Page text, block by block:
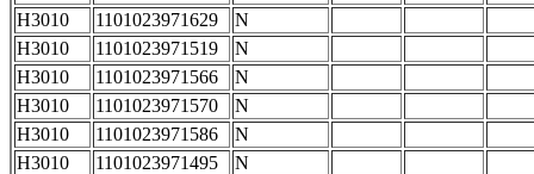
H3010
1101023971629
N
H3010
1101023971519
N
H3010
1101023971566
N
H3010
1101023971570
N
H3010
1101023971586
N
H3010
1101023971495
N